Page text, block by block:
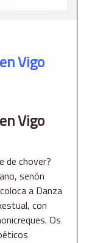
Vigo
Vigo
de chover?
senón
a Danza
con
Os